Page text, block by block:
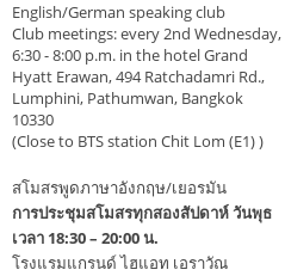
English/German speaking club
Club meetings: every 2nd Wednesday,
6:30 - 8:00 p.m. in the hotel Grand
Hyatt Erawan, 494 Ratchadamri Rd.,
Lumphini, Pathumwan, Bangkok
10330
(Close to BTS station Chit Lom (E1) )
สโมสรพูดภาษาอังกฤษ/เยอรมัน
การประชุมสโมสรทุกสองสัปดาห์ วันพุธ
เวลา 18:30 – 20:00 น.
โรงแรมแกรนด์ ไฮแอท เอราวัณ